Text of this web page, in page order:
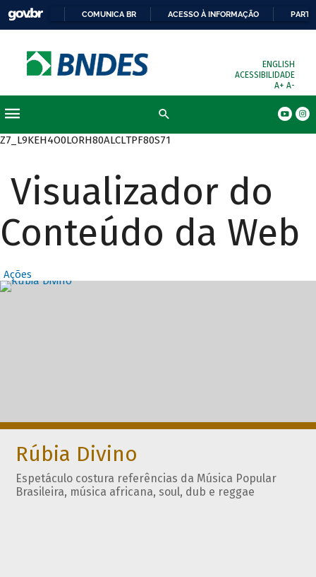
COMUNICA BR ACESSO À INFORMAÇÃO
ENGLISH
ACESSIBILIDADE
A+ A-
Z7_L9KEH4O0LORH80ALCLTPF80S71
Visualizador do
Conteúdo da Web
Ações
Destaques
Rúbia Divino
Espetáculo costura referências da Música Popular
Brasileira, música africana, soul, dub e reggae